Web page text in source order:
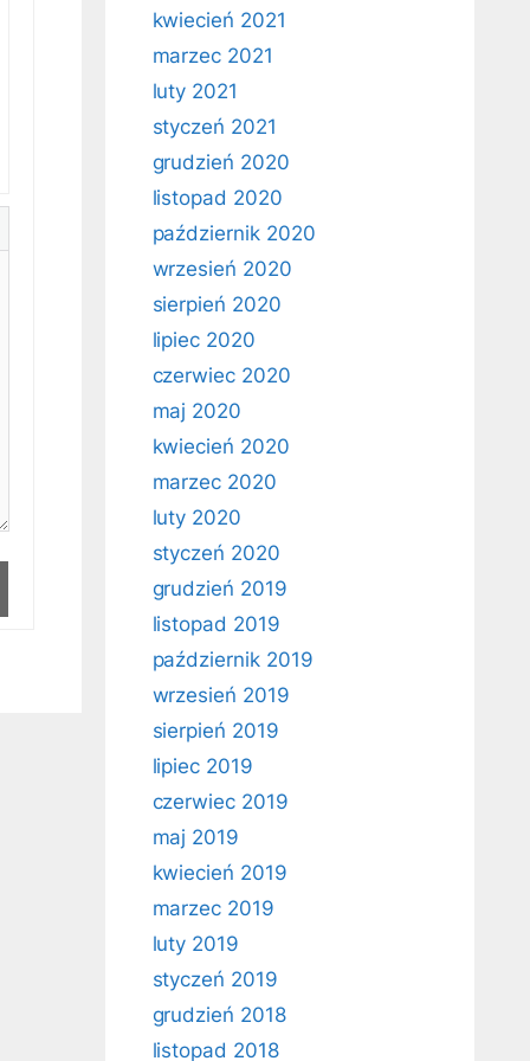
kwiecień 2021
marzec 2021
luty 2021
styczeń 2021
grudzień 2020
listopad 2020
październik 2020
wrzesień 2020
sierpień 2020
lipiec 2020
czerwiec 2020
maj 2020
kwiecień 2020
marzec 2020
luty 2020
styczeń 2020
grudzień 2019
listopad 2019
październik 2019
wrzesień 2019
sierpień 2019
lipiec 2019
czerwiec 2019
maj 2019
kwiecień 2019
marzec 2019
luty 2019
styczeń 2019
grudzień 2018
listopad 2018